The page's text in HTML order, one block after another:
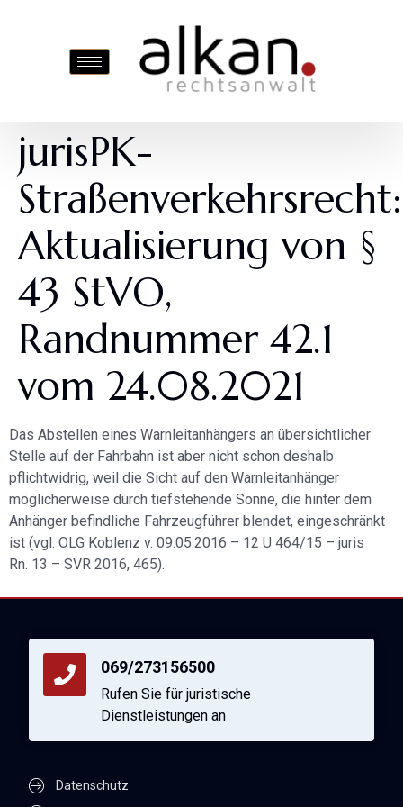
jurisPK-
Straßenverkehrsrecht:
Aktualisierung von §
43 StVO,
Randnummer 42.1
vom 24.08.2021
Das Abstellen eines Warnleitanhängers an übersichtlicher
Stelle auf der Fahrbahn ist aber nicht schon deshalb
pflichtwidrig, weil die Sicht auf den Warnleitanhänger
möglicherweise durch tiefstehende Sonne, die hinter dem
Anhänger befindliche Fahrzeugführer blendet, eingeschränkt
ist (vgl. OLG Koblenz v. 09.05.2016 – 12 U 464/15 – juris
Rn. 13 – SVR 2016, 465).
Datenschutz
069/273156500
Rufen Sie für juristische
Dienstleistungen an